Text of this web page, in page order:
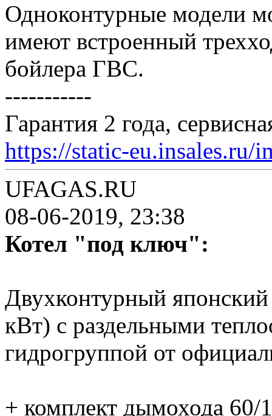
Одноконтурные модели
имеют встроенный
бойлера ГВС.
-----------
Гарантия 2 года,
https://static-eu.insales.ru/
UFAGAS.RU
08-06-2019, 23:38
Котел "под ключ":
Двухконтурный
кВт) с раздельными
гидрогруппой от
+ комплект дымохода 60/